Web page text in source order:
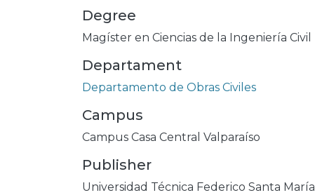
Degree
Magíster en Ciencias de la Ingeniería Civil
Departament
Departamento de Obras Civiles
Campus
Campus Casa Central Valparaíso
Publisher
Universidad Técnica Federico Santa María